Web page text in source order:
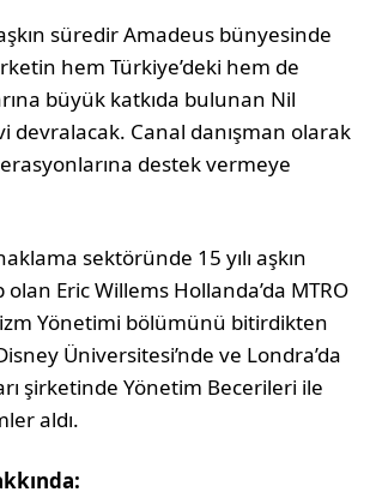
süredir Amadeus bünyesinde
hem Türkiye’deki hem de
büyük katkıda bulunan Nil
devralacak. Canal danışman olarak
destek vermeye
sektöründe 15 yılı aşkın
Eric Willems Hollanda’da MTRO
Yönetimi bölümünü bitirdikten
Üniversitesi’nde ve Londra’da
şirketinde Yönetim Becerileri ile
aldı.